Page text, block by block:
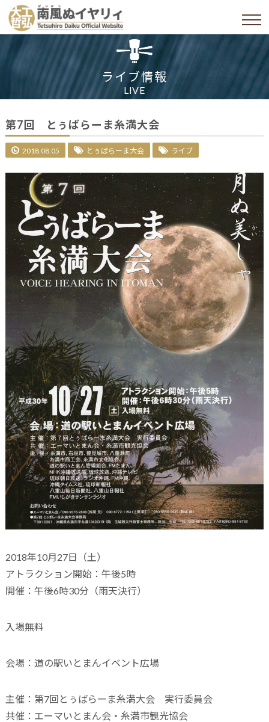
ライブ情報
LIVE
第7回 とぅばらーま糸満大会
2018.08.05 とぅばらーま大会 ライブ
2018年10月27日（土）
アトラクション開始：午後5時
開催：午後6時30分（雨天決行）
入場無料
会場：道の駅いとまんイベント広場
主催：第7回とぅばらーま糸満大会 実行委員会
共催：エーマいとまん会・糸満市観光協会